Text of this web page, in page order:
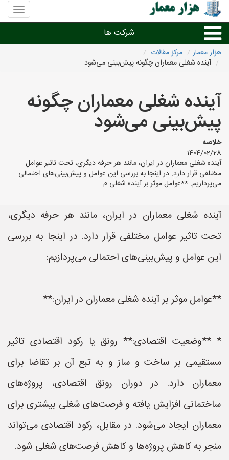
منوی
سایت
معمار
شرکت ها
طراحی داخلی و دکوراسیون داخلی
دیگر امور معماری
شرکت های معماری شهرها
هزار معمار
مرکز مقالات
آینده شغلی معماران چگونه پیش‌بینی می‌شود
آینده شغلی معماران چگونه
پیش‌بینی می‌شود
خلاصه
1404/02/28
آینده شغلی معماران در ایران، مانند هر حرفه دیگری، تحت تاثیر عوامل
مختلفی قرار دارد. در اینجا به بررسی این عوامل و پیش‌بینی‌های احتمالی
می‌پردازیم: **عوامل موثر بر آینده شغلی م
آینده شغلی معماران در ایران، مانند هر حرفه دیگری،
تحت تاثیر عوامل مختلفی قرار دارد. در اینجا به بررسی
این عوامل و پیش‌بینی‌های احتمالی می‌پردازیم:
**عوامل موثر بر آینده شغلی معماران در ایران:**
* **وضعیت اقتصادی:** رونق یا رکود اقتصادی تاثیر
مستقیمی بر ساخت و ساز و به تبع آن بر تقاضا برای
معماران دارد. در دوران رونق اقتصادی، پروژه‌های
ساختمانی افزایش یافته و فرصت‌های شغلی بیشتری برای
معماران ایجاد می‌شود. در مقابل، رکود اقتصادی می‌تواند
منجر به کاهش پروژه‌ها و کاهش فرصت‌های شغلی شود.